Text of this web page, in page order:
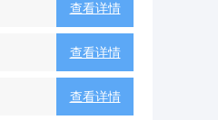
查看详情
查看详情
查看详情